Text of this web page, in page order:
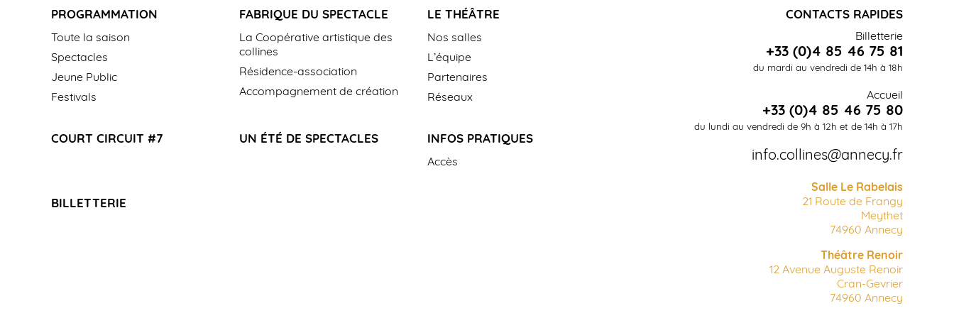
PROGRAMMATION
Toute la saison
Spectacles
Jeune Public
Festivals
FABRIQUE DU SPECTACLE
La Coopérative artistique des
collines
Résidence-association
Accompagnement de création
LE THÉÂTRE
Nos salles
L’équipe
Partenaires
Réseaux
COURT CIRCUIT #7 UN ÉTÉ DE SPECTACLES INFOS PRATIQUES
Accès
BILLETTERIE
CONTACTS RAPIDES
Billetterie
+33 (0)4 85 46 75 81
du mardi au vendredi de 14h à 18h
Accueil
+33 (0)4 85 46 75 80
du lundi au vendredi de 9h à 12h et de 14h à 17h
info.collines@annecy.fr
Salle Le Rabelais
21 Route de Frangy
Meythet
74960 Annecy
Théâtre Renoir
12 Avenue Auguste Renoir
Cran-Gevrier
74960 Annecy